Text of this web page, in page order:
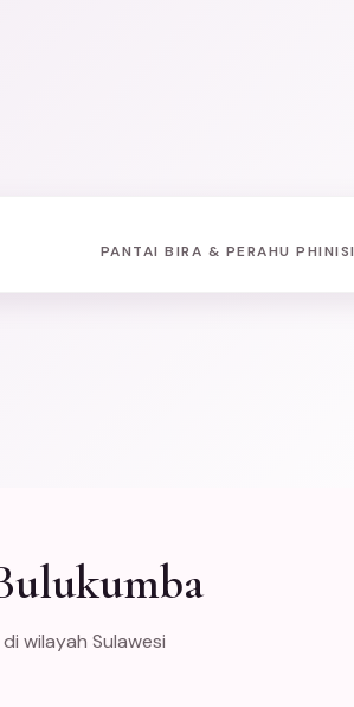
PANTAI BIRA & PERAHU PHINISI
wilayah Sulawesi